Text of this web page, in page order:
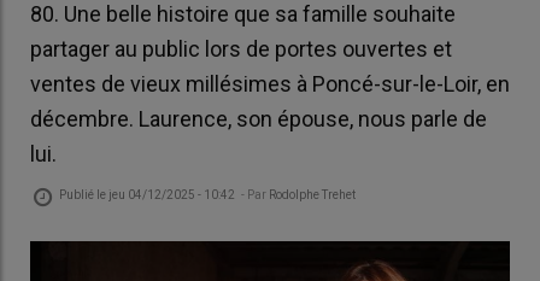
80. Une belle histoire que sa famille souhaite
partager au public lors de portes ouvertes et
ventes de vieux millésimes à Poncé-sur-le-Loir, en
décembre. Laurence, son épouse, nous parle de
lui.
Publié le jeu 04/12/2025 - 10:42 - Par Rodolphe Trehet